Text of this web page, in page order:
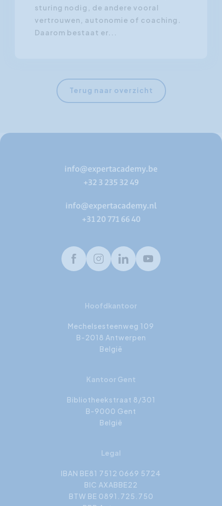
sturing nodig, de andere vooral
vertrouwen, autonomie of coaching.
Daarom bestaat er...
Terug naar overzicht
info@expertacademy.be
+32 3 235 32 49
info@expertacademy.nl
+31 20 771 66 40
FacebookInstagramLinkedInYoutube
Hoofdkantoor
Mechelsesteenweg 109
B-2018 Antwerpen
België
Kantoor Gent
Bibliotheekstraat 8/301
B-9000 Gent
België
Legal
IBAN BE81 7512 0669 5724
BIC AXABBE22
BTW BE 0891.725.750